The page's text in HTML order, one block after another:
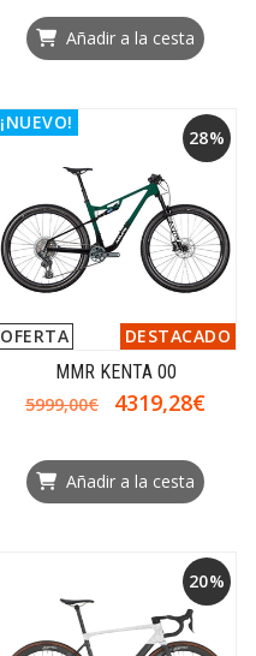
Añadir a la cesta
28%
OFERTA DESTACADO
¡NUEVO!
MMR KENTA 00
5999,00€
4319,28€
Añadir a la cesta
20%